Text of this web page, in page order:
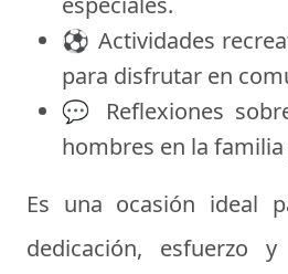
⚽ Actividades
para disfrutar en
💬 Reflexiones
hombres en la
Es una ocasión ideal
dedicación, esfuerzo